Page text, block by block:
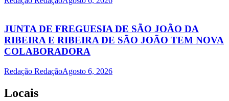
JUNTA DE FREGUESIA DE SÃO JOÃO DA
RIBEIRA E RIBEIRA DE SÃO JOÃO TEM NOVA
COLABORADORA
Redação RedaçãoAgosto 6, 2026
Locais